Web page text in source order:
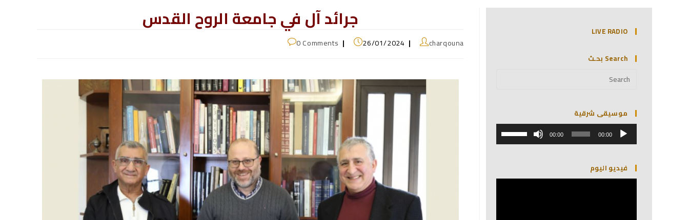
جرائد آل في جامعة الروح القدس
charqouna
26/01/2024
0 Comments
LIVE RADIO
Search بحـث
موسيقى شرقية
مشغل
الصوت 00:00
00:00
مفاتيح
لزيادة
فيديو اليوم
مشغل